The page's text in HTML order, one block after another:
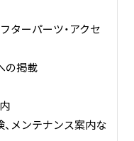
ツ開発
自動車価値向上事業
ターパーツ・アクセ
の掲載
、メンテナンス案内な